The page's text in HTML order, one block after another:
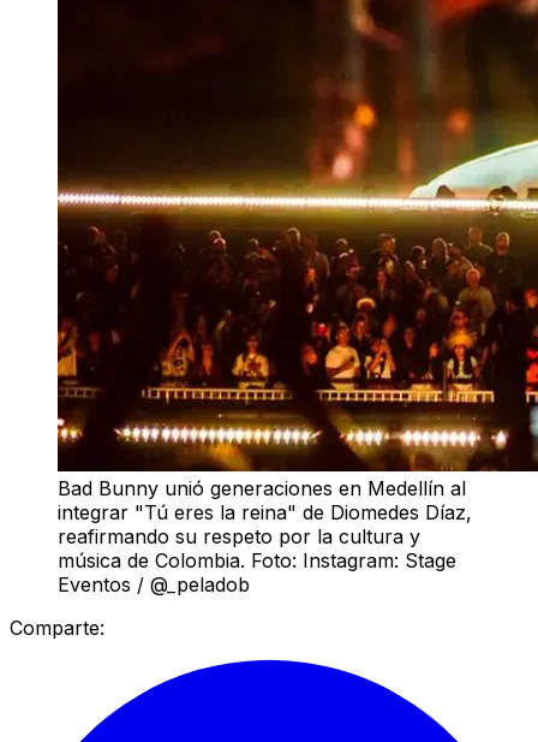
Bad Bunny unió generaciones en Medellín al
integrar "Tú eres la reina" de Diomedes Díaz,
reafirmando su respeto por la cultura y
música de Colombia. Foto: Instagram: Stage
Eventos / @_peladob
Comparte: